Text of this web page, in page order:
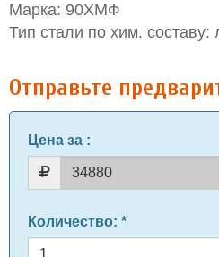
Марка: 90ХМФ
Тип стали по хим. составу:
Отправьте
Цена за :
Количество: *